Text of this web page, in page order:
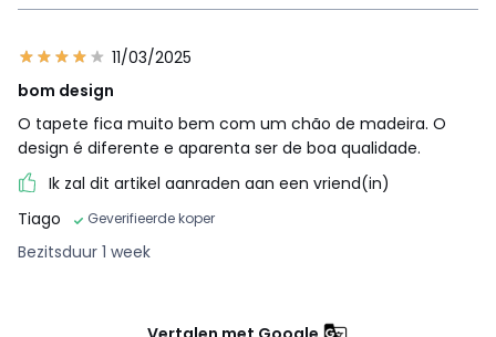
11/03/2025
bom design
O tapete fica muito bem com um chão de madeira. O
design é diferente e aparenta ser de boa qualidade.
Ik zal dit artikel aanraden aan een vriend(in)
Tiago
Geverifieerde koper
Bezitsduur 1 week